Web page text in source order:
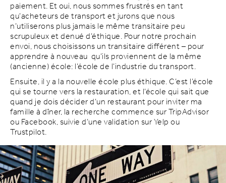
paiement. Et oui, nous sommes frustrés en tant
qu’acheteurs de transport et jurons que nous
n’utiliserons plus jamais le même transitaire peu
scrupuleux et denué d’éthique. Pour notre prochain
envoi, nous choisissons un transitaire différent – pour
apprendre à nouveau qu’ils proviennent de la même
(ancienne) école: l’école de l’industrie du transport.
Ensuite, il y a la nouvelle école plus éthique. C’est l’école
qui se tourne vers la restauration, et l’école qui sait que
quand je dois décider d’un restaurant pour inviter ma
famille à dîner, la recherche commence sur TripAdvisor
ou Facebook, suivie d’une validation sur Yelp ou
Trustpilot.